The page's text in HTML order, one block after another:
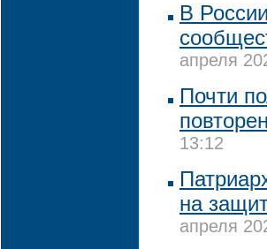
В
апреля
Почти
13:12
на
апреля